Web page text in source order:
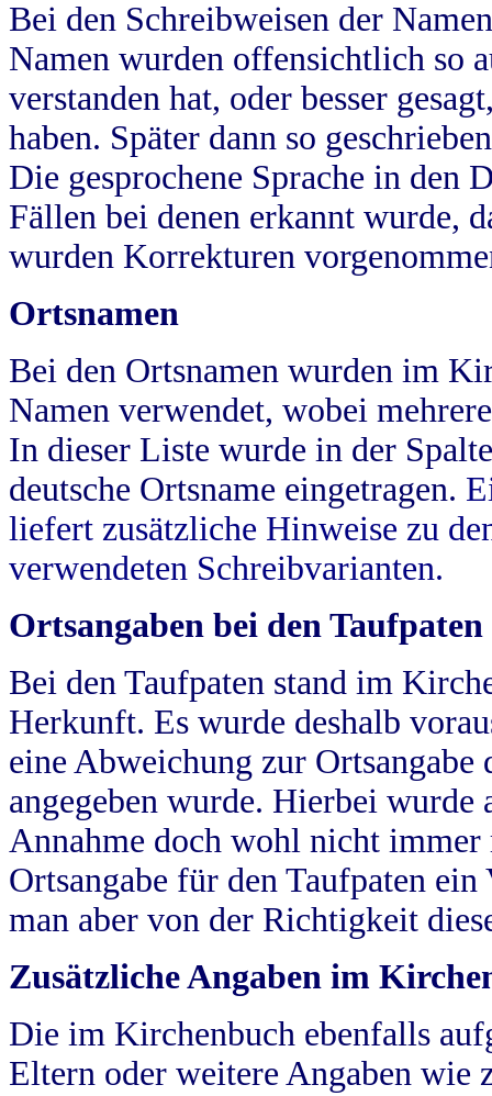
Bei den Schreibweisen der
Namen wurden offensichtlich so
verstanden hat, oder besser
haben. Später dann so
Die gesprochene Sprache in
Fällen bei denen erkannt wurde,
wurden Korrekturen
Ortsnamen
Bei den Ortsnamen wurden im
Namen verwendet, wobei
In dieser Liste wurde in der
deutsche Ortsname eingetragen.
liefert zusätzliche Hinweise zu
verwendeten Schreibvarianten.
Ortsangaben bei den Taufpaten
Bei den Taufpaten stand im
Herkunft. Es wurde deshalb
eine Abweichung zur
angegeben wurde. Hierbei wurde
Annahme doch wohl nicht
Ortsangabe für den Taufpaten
man aber von der Richtigkeit
Zusätzliche Angaben im
Die im Kirchenbuch ebenfalls
Eltern oder weitere Angaben wie